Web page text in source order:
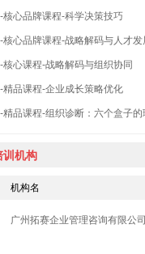
核心品牌课程-科学决策技巧
核心品牌课程-战略解码与人才发
核心课程-战略解码与组织协同
精品课程-企业成长策略优化
精品课程-组织诊断：六个盒子
训机构
机构名
广州拓赛企业管理咨询有限公司